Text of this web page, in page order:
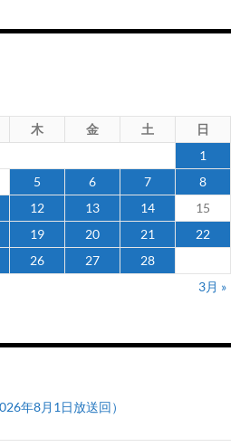
木 金 土
日
1
5 6 7
8
12 13 14
15
19 20 21
22
26 27
28
3月 »
年8月1日放送回）